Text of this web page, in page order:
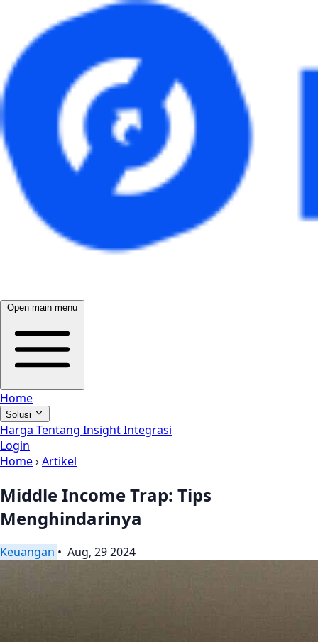
Open main menu
Home
Solusi
Harga Tentang InsightIntegrasi
Login
Home›Artikel
Middle Income Trap: Tips
Menghindarinya
Keuangan • Aug, 29 2024